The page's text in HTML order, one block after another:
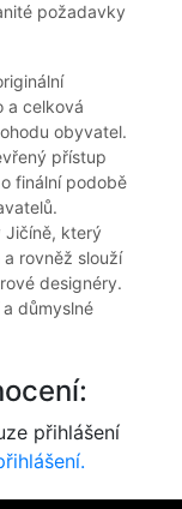
požadavky
a celková
obyvatel.
přístup
finální podobě
Jičíně, který
rovněž slouží
designéry.
důmyslné
přihlášení